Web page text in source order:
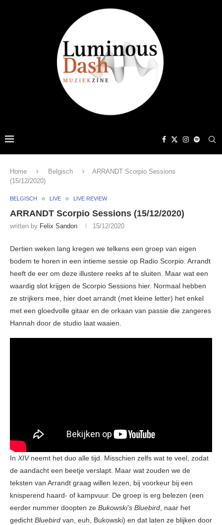
Home Belgisch
ARRANDT Scorpio Sessions
(15/12/2020)
BELGISCH LIVE LIVE REVIEW
ARRANDT Scorpio Sessions (15/12/2020)
written by Felix Sandon 15/12/2020
Dertien weken lang kregen we telkens een groep van eigen
bodem te horen in een intieme sessie op Radio Scorpio. Arrandt
heeft de eer om deze illustere reeks af te sluiten. Maar wat een
waardig slot krijgen de Scorpio Sessions hier. Normaal hebben
ze strijkers mee, hier doet arrandt (met kleine letter) het enkel
met een gloedvolle gitaar en de orkaan van passie die zangeres
Hannah door de studio laat waaien.
In XIVneemt het duo alle tijd. Misschien zelfs wat te veel, zodat
de aandacht een beetje verslapt. Maar wat zouden we de
teksten van Arrandt graag willen lezen, bij voorkeur bij een
knisperend haard- of kampvuur. De groep is erg belezen (een
eerder nummer doopten ze Bukowski’s Bluebird , naar het
gedicht Bluebird van, euh, Bukowski) en dat laten ze blijken door